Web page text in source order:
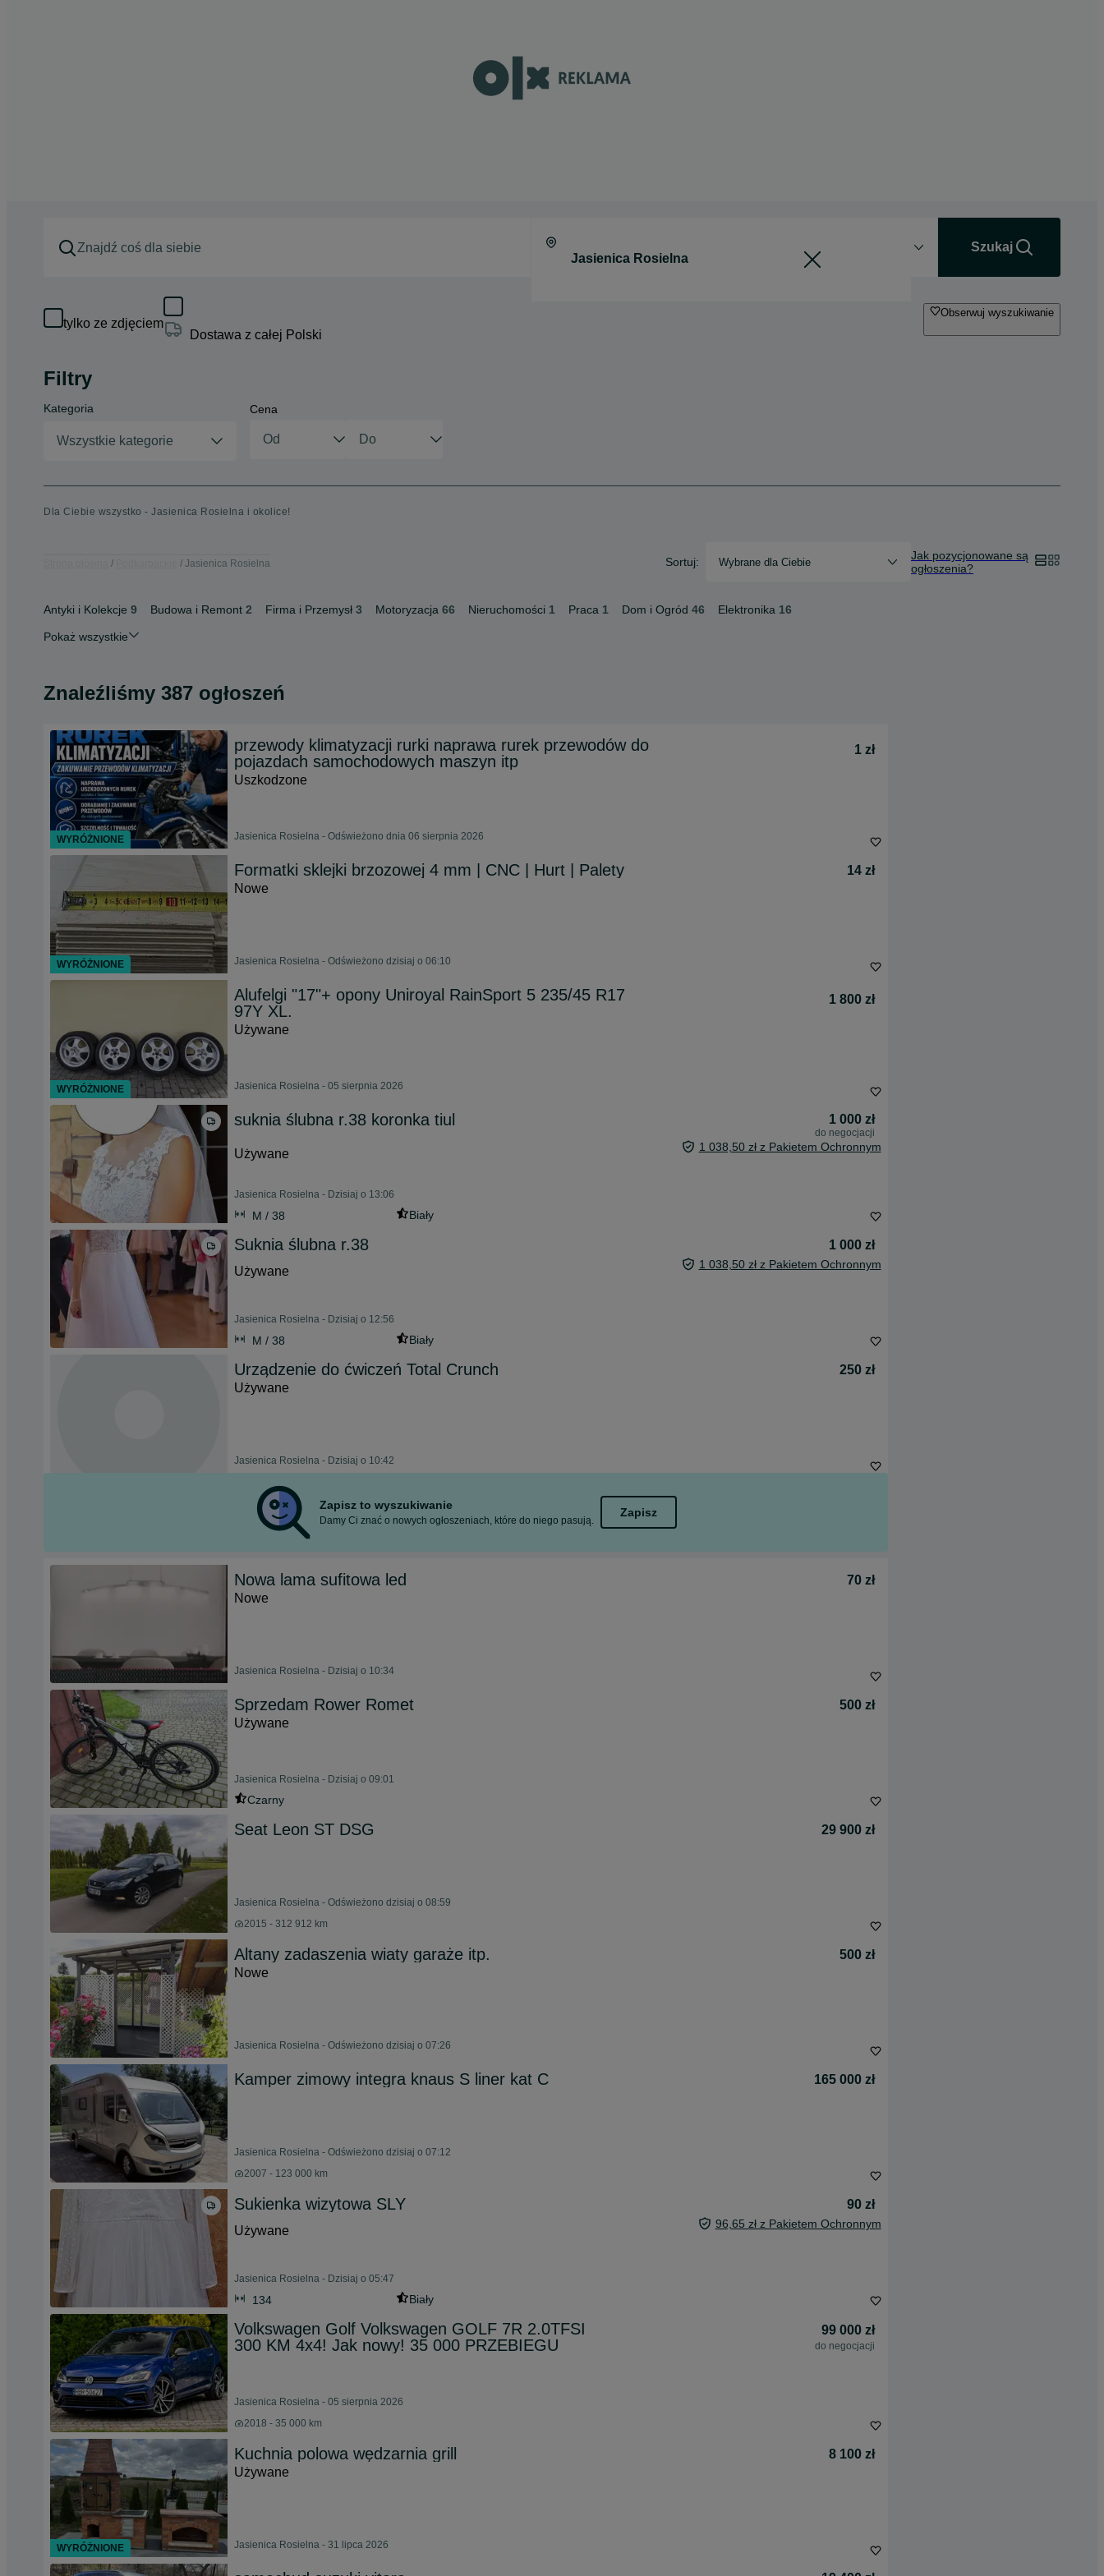
Szukaj
tylko ze zdjęciem
Dostawa z całej Polski
Obserwuj wyszukiwanie
Filtry
Kategoria
Wszystkie kategorie
Cena
Dla Ciebie wszystko - Jasienica Rosielna i okolice!
Jasienica Rosielna Sortuj: Wybrane dla Ciebie
Jak pozycjonowane są
ogłoszenia?
Antyki i Kolekcje 9 Budowa i Remont 2 Firma i Przemysł 3 Motoryzacja 66 Nieruchomości 1 Praca 1 Dom i Ogród 46 Elektronika 16
Pokaż wszystkie
Znaleźliśmy 387 ogłoszeń
przewody klimatyzacji rurki naprawa rurek przewodów do
pojazdach samochodowych maszyn itp
1 zł
Uszkodzone
Jasienica Rosielna - Odświeżono dnia 06 sierpnia 2026
Formatki sklejki brzozowej 4 mm | CNC | Hurt | Palety
14 zł
Nowe
Jasienica Rosielna - Odświeżono dzisiaj o 06:10
Alufelgi "17"+ opony Uniroyal RainSport 5 235/45 R17
97Y XL.
1 800 zł
Używane
Jasienica Rosielna - 05 sierpnia 2026
suknia ślubna r.38 koronka tiul 1 000 zł
do negocjacji
Używane 1 038,50 zł z Pakietem Ochronnym
Jasienica Rosielna - Dzisiaj o 13:06
M / 38 Biały
Suknia ślubna r.38
1 000 zł
Używane
1 038,50 zł z Pakietem Ochronnym
Jasienica Rosielna - Dzisiaj o 12:56
M / 38 Biały
Urządzenie do ćwiczeń Total Crunch
250 zł
Używane
Jasienica Rosielna - Dzisiaj o 10:42
Zapisz to wyszukiwanie
Damy Ci znać o nowych ogłoszeniach, które do niego pasują.
Zapisz
Nowa lama sufitowa led
70 zł
Nowe
Jasienica Rosielna - Dzisiaj o 10:34
Sprzedam Rower Romet
500 zł
Używane
Jasienica Rosielna - Dzisiaj o 09:01
Czarny
Seat Leon ST DSG 29 900 zł
Jasienica Rosielna - Odświeżono dzisiaj o 08:59
2015 - 312 912 km
Altany zadaszenia wiaty garaże itp.
500 zł
Nowe
Jasienica Rosielna - Odświeżono dzisiaj o 07:26
Kamper zimowy integra knaus S liner kat C 165 000 zł
Jasienica Rosielna - Odświeżono dzisiaj o 07:12
2007 - 123 000 km
Sukienka wizytowa SLY
90 zł
Używane
96,65 zł z Pakietem Ochronnym
Jasienica Rosielna - Dzisiaj o 05:47
134 Biały
Volkswagen Golf Volkswagen GOLF 7R 2.0TFSI
300 KM 4x4! Jak nowy! 35 000 PRZEBIEGU
99 000 zł
do negocjacji
Jasienica Rosielna - 05 sierpnia 2026
2018 - 35 000 km
Kuchnia polowa wędzarnia grill
8 100 zł
Używane
Jasienica Rosielna - 31 lipca 2026
WYRÓŻNIONE
WYRÓŻNIONE
WYRÓŻNIONE
WYRÓŻNIONE